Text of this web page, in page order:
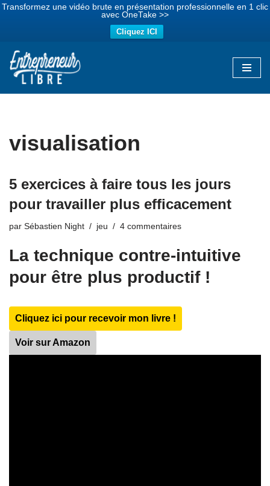
Transformez une vidéo brute en présentation professionnelle en 1 clic
avec OneTake >>
Cliquez ICI
Aller
visualisation
5 exercices à faire tous les jours
pour travailler plus efficacement
par Sébastien Night jeu 4 commentaires
La technique contre-intuitive
pour être plus productif !
Cliquez ici pour recevoir mon livre !
Voir sur Amazon